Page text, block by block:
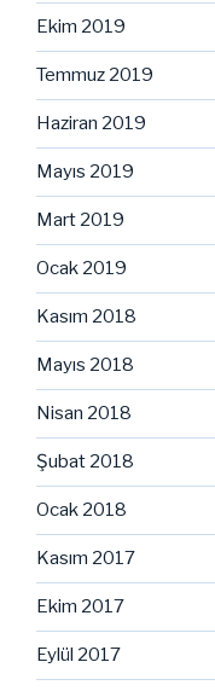
Ekim 2019
Temmuz 2019
Haziran 2019
Mayıs 2019
Mart 2019
Ocak 2019
Kasım 2018
Mayıs 2018
Nisan 2018
Şubat 2018
Ocak 2018
Kasım 2017
Ekim 2017
Eylül 2017